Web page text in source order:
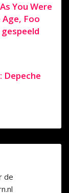
You Were
Foo
Depeche
de